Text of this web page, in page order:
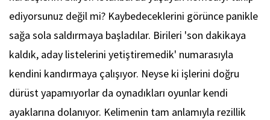
ediyorsunuz değil mi? Kaybedeceklerini görünce panikle
sağa sola saldırmaya başladılar. Birileri 'son dakikaya
kaldık, aday listelerini yetiştiremedik' numarasıyla
kendini kandırmaya çalışıyor. Neyse ki işlerini doğru
dürüst yapamıyorlar da oynadıkları oyunlar kendi
ayaklarına dolanıyor. Kelimenin tam anlamıyla rezillik